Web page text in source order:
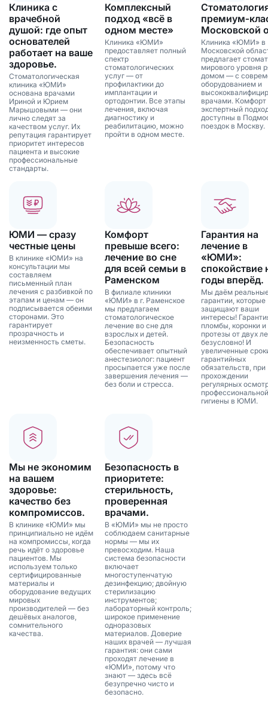
Клиника с
врачебной
душой: где опыт
основателей
работает на ваше
здоровье.
Стоматологическая
клиника «ЮМИ»
основана врачами
Ириной и Юрием
Марышовыми — они
лично следят за
качеством услуг. Их
репутация гарантирует
приоритет интересов
пациента и высокие
профессиональные
стандарты.
Комплексный
подход «всё в
одном месте»
Клиника «ЮМИ»
предоставляет полный
спектр
стоматологических
услуг — от
профилактики до
имплантации и
ортодонтии. Все этапы
лечения, включая
диагностику и
реабилитацию, можно
пройти в одном месте.
Московской
Клиника «ЮМИ» в
Московской
предлагает
мирового уровня
домом — с
оборудованием и
врачами. Комфорт
экспертный
доступны в
поездок в Москву.
ЮМИ — сразу
честные цены
В клинике «ЮМИ» на
консультации мы
составляем
письменный план
лечения с разбивкой по
этапам и ценам — он
подписывается обеими
сторонами. Это
гарантирует
прозрачность и
неизменность сметы.
Комфорт
превыше всего:
лечение во сне
для всей семьи в
Раменском
В филиале клиники
«ЮМИ» в г. Раменское
мы предлагаем
стоматологическое
лечение во сне для
взрослых и детей.
Безопасность
обеспечивает опытный
анестезиолог: пациент
просыпается уже после
завершения лечения —
без боли и стресса.
Гарантия на
лечение в
«ЮМИ»:
спокойствие
годы вперёд.
Мы даём
гарантии, которые
защищают ваши
интересы!
пломбы, коронки и
протезы от двух
безусловно! И
увеличенные
гарантийных
обязательств, при
прохождении
регулярных
профессиональной
гигиены в ЮМИ.
Мы не экономим
на вашем
здоровье:
качество без
компромиссов.
В клинике «ЮМИ» мы
принципиально не идём
на компромиссы, когда
речь идёт о здоровье
пациентов. Мы
используем только
сертифицированные
материалы и
оборудование ведущих
мировых
производителей — без
дешёвых аналогов,
сомнительного
качества.
Безопасность в
приоритете:
стерильность,
проверенная
врачами.
В «ЮМИ» мы не просто
соблюдаем санитарные
нормы — мы их
превосходим. Наша
система безопасности
включает
многоступенчатую
дезинфекцию; двойную
стерилизацию
инструментов;
лабораторный контроль;
широкое применение
одноразовых
материалов. Доверие
наших врачей — лучшая
гарантия: они сами
проходят лечение в
«ЮМИ», потому что
знают — здесь всё
безупречно чисто и
безопасно.